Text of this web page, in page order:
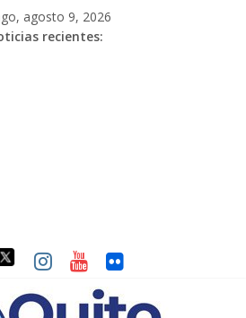
agosto 9, 2026
recientes: